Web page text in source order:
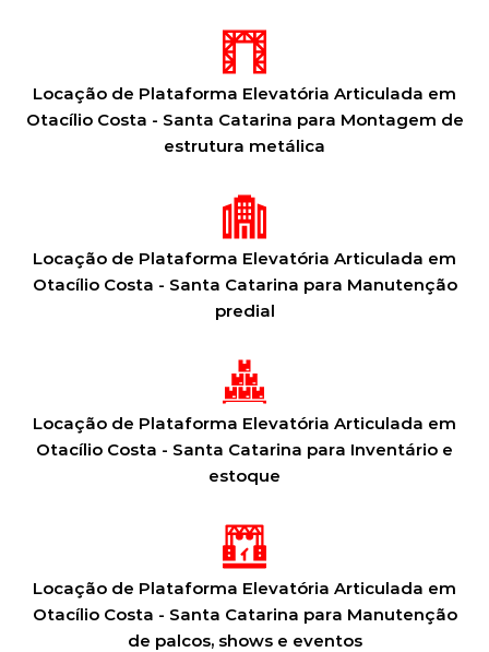
Locação de Plataforma Elevatória Articulada em
Otacílio Costa - Santa Catarina para Montagem de
estrutura metálica
Locação de Plataforma Elevatória Articulada em
Otacílio Costa - Santa Catarina para Manutenção
predial
Locação de Plataforma Elevatória Articulada em
Otacílio Costa - Santa Catarina para Inventário e
estoque
Locação de Plataforma Elevatória Articulada em
Otacílio Costa - Santa Catarina para Manutenção
de palcos, shows e eventos